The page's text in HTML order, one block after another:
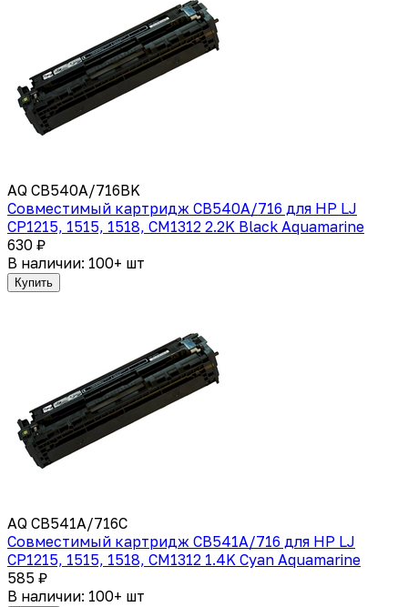
AQ CB540A/716BK
Совместимый картридж CB540A/716 для HP LJ
CP1215, 1515, 1518, CM1312 2.2K Black Aquamarine
630 ₽
В наличии: 100+ шт
Купить
AQ CB541A/716C
Совместимый картридж CB541A/716 для HP LJ
CP1215, 1515, 1518, CM1312 1.4K Cyan Aquamarine
585 ₽
В наличии: 100+ шт